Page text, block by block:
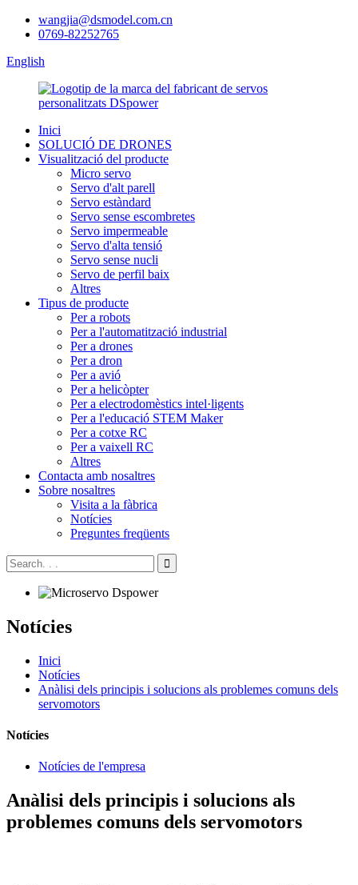
wangjia@dsmodel.com.cn
0769-82252765
English
Inici
SOLUCIÓ DE DRONES
Visualització del producte
Micro servo
Servo d'alt parell
Servo estàndard
Servo sense escombretes
Servo impermeable
Servo d'alta tensió
Servo sense nucli
Servo de perfil baix
Altres
Tipus de producte
Per a robots
Per a l'automatització industrial
Per a drones
Per a dron
Per a avió
Per a helicòpter
Per a electrodomèstics intel·ligents
Per a l'educació STEM Maker
Per a cotxe RC
Per a vaixell RC
Altres
Contacta amb nosaltres
Sobre nosaltres
Visita a la fàbrica
Notícies
Preguntes freqüents
Notícies
Inici
Notícies
Anàlisi dels principis i solucions als problemes comuns dels
servomotors
Notícies
Notícies de l'empresa
Anàlisi dels principis i solucions als
problemes comuns dels servomotors